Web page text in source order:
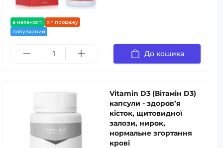
в наявності
хіт продажу
популярний
До кошика
Vitamin D3 (Вітамін D3)
капсули - здоров’я
кісток, щитовидної
залози, нирок,
нормальне згортання
крові